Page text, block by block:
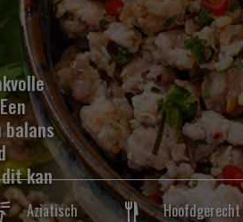
kan
Aziatisch Hoofdgerecht